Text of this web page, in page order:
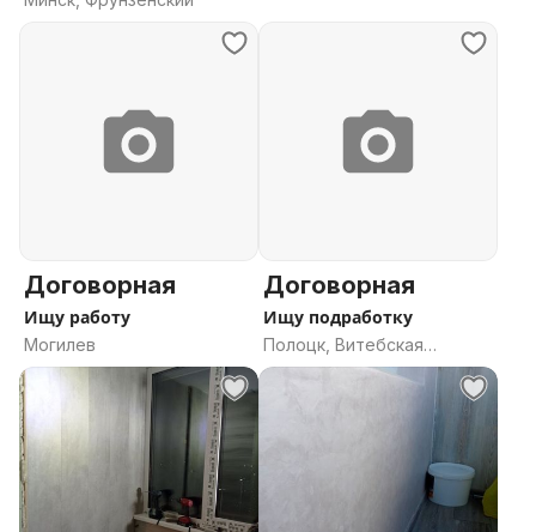
Договорная
Ищу работу
Могилев
Договорная
Ищу подработку
Полоцк, Витебская
область